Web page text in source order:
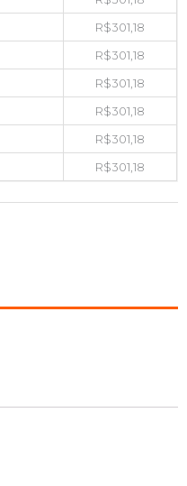
R$301,18
R$301,18
R$301,18
R$301,18
R$301,18
R$301,18